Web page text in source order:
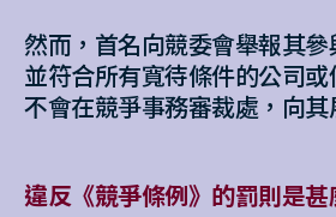
然而，首名向競委會舉報其參
並符合所有寬待條件的公司
不會在競爭事務審裁處，向其
違反《競爭條例》的罰則是甚